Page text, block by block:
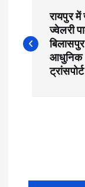
o
v
रायपुर
ज्वेलरी
आधुनिक